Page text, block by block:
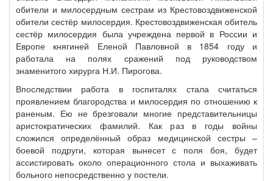
обители и милосердным сестрам из Крестовоздвиженской
обители сестёр милосердия. Крестовоздвиженская обитель
сестёр милосердия была учреждена первой в России и
Европе княгиней Еленой Павловной в 1854 году и
работала на полях сражений под руководством
знаменитого хирурга Н.И. Пирогова.
Впоследствии работа в госпиталях стала считаться
проявлением благородства и милосердия по отношению к
раненым. Ею не брезговали многие представительницы
аристократических фамилий. Как раз в годы войны
сложился определённый образ медицинской сестры –
боевой подруги, которая вынесет с поля боя, будет
ассистировать около операционного стола и выхаживать
больного непосредственно у постели.